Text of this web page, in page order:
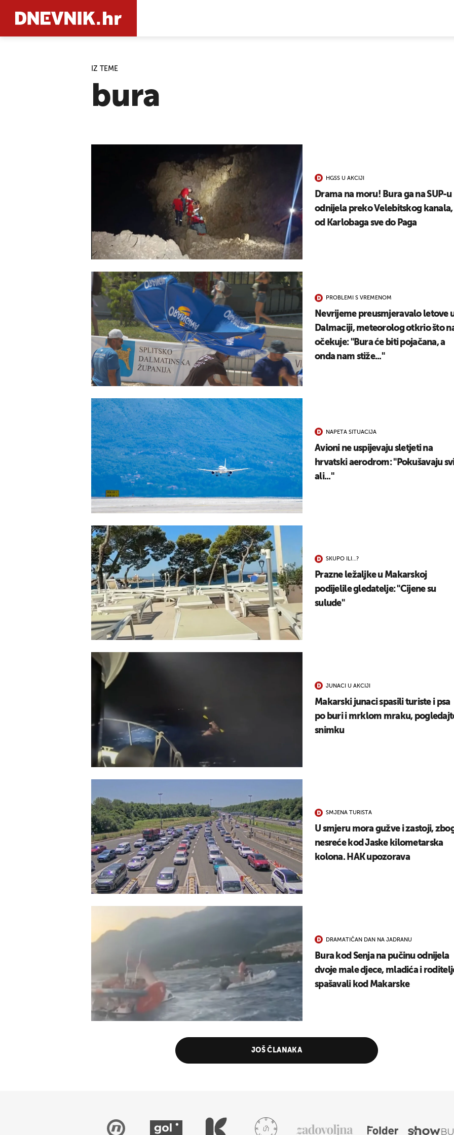
IZ TEME
bura
HGSS U AKCIJI
Drama na moru! Bura ga na SUP-u
odnijela preko Velebitskog kanala,
od Karlobaga sve do Paga
PROBLEMI S VREMENOM
Nevrijeme preusmjeravalo letove
Dalmaciji, meteorolog otkrio što
očekuje: "Bura će biti pojačana, a
onda nam stiže..."
NAPETA SITUACIJA
Avioni ne uspijevaju sletjeti na
hrvatski aerodrom: "Pokušavaju
ali..."
SKUPO ILI…?
Prazne ležaljke u Makarskoj
podijelile gledatelje: "Cijene su
sulude"
JUNACI U AKCIJI
Makarski junaci spasili turiste i psa
po buri i mrklom mraku,
snimku
SMJENA TURISTA
U smjeru mora gužve i zastoji,
nesreće kod Jaske kilometarska
kolona. HAK upozorava
DRAMATIČAN DAN NA JADRANU
Bura kod Senja na pučinu odnijela
dvoje male djece, mladića i
spašavali kod Makarske
JOŠ ČLANAKA